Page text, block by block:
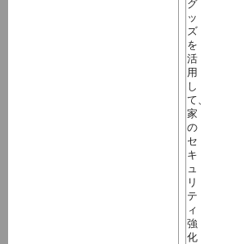
グ
ッ
ズ
を
活
用
し
て、
家
の
セ
キ
ュ
リ
テ
ィ
強
化